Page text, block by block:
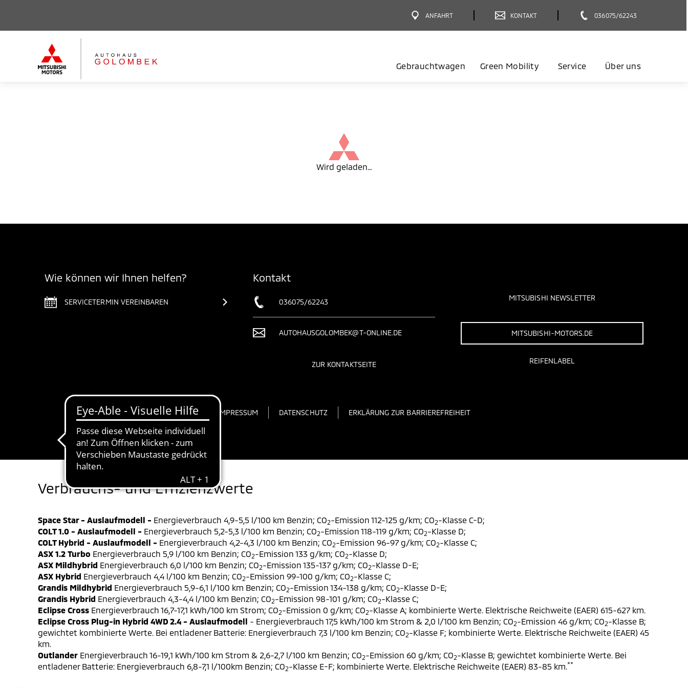
ANFAHRT KONTAKT 036075/62243
Gebrauchtwagen Green Mobility Service Über uns
Wird geladen…
Wie können wir Ihnen helfen?
SERVICETERMIN VEREINBAREN
Kontakt
036075/62243
AUTOHAUSGOLOMBEK@T-ONLINE.DE
ZUR KONTAKTSEITE
MITSUBISHI NEWSLETTER
MITSUBISHI-MOTORS.DE
REIFENLABEL
IMPRESSUM DATENSCHUTZ ERKLÄRUNG ZUR BARRIEREFREIHEIT
Verbrauchs- und Effizienzwerte
Space Star - Auslaufmodell - Energieverbrauch 4,9-5,5 l/100 km Benzin; CO2-Emission 112-125 g/km; CO2-Klasse C-D;
COLT 1.0 - Auslaufmodell - Energieverbrauch 5,2-5,3 l/100 km Benzin; CO2-Emission 118-119 g/km; CO2-Klasse D;
COLT Hybrid - Auslaufmodell - Energieverbrauch 4,2-4,3 l/100 km Benzin; CO2-Emission 96-97 g/km; CO2-Klasse C;
ASX 1.2 Turbo Energieverbrauch 5,9 l/100 km Benzin; CO2-Emission 133 g/km; CO2-Klasse D;
ASX Mildhybrid Energieverbrauch 6,0 l/100 km Benzin; CO2-Emission 135-137 g/km; CO2-Klasse D-E;
ASX Hybrid Energieverbrauch 4,4 l/100 km Benzin; CO2-Emission 99-100 g/km; CO2-Klasse C;
Grandis Mildhybrid Energieverbrauch 5,9-6,1 l/100 km Benzin; CO2-Emission 134-138 g/km; CO2-Klasse D-E;
Grandis Hybrid Energieverbrauch 4,3-4,4 l/100 km Benzin; CO2-Emission 98-101 g/km; CO2-Klasse C;
Eclipse Cross Energieverbrauch 16,7-17,1 kWh/100 km Strom; CO2-Emission 0 g/km; CO2-Klasse A; kombinierte Werte. Elektrische Reichweite (EAER) 615-627 km.
Eclipse Cross Plug-in Hybrid 4WD 2.4 - Auslaufmodell - Energieverbrauch 17,5 kWh/100 km Strom & 2,0 l/100 km Benzin; CO2-Emission 46 g/km; CO2-Klasse B;
gewichtet kombinierte Werte. Bei entladener Batterie: Energieverbrauch 7,3 l/100 km Benzin; CO2-Klasse F; kombinierte Werte. Elektrische Reichweite (EAER) 45
km.
Outlander Energieverbrauch 16-19,1 kWh/100 km Strom & 2,6-2,7 l/100 km Benzin; CO2-Emission 60 g/km; CO2-Klasse B; gewichtet kombinierte Werte. Bei
entladener Batterie: Energieverbrauch 6,8-7,1 l/100km Benzin; CO2-Klasse E-F; kombinierte Werte. Elektrische Reichweite (EAER) 83-85 km.**